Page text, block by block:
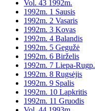
Vol. 43 1992m.
1992m. 1 Sausis
1992m. 2 Vasaris
1992m. 3 Kovas
1992m. 4 Balandis
1992m. 5 Gegužė
1992m. 6 Birželis
1992m. 7 Liepa-Rugp.
1992m. 8 Rugsėjis
1992m. 9 Spalis
1992m. 10 Lapkritis
1992m. 11 Gruodis